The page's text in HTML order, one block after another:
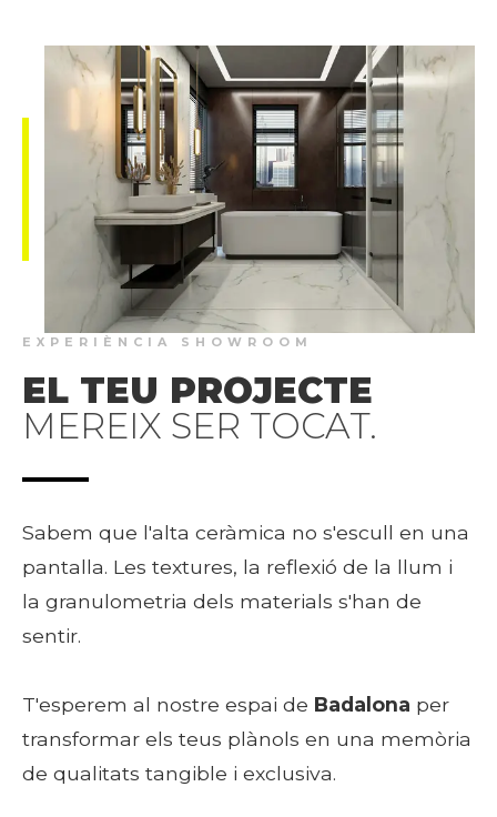
EXPERIÈNCIA SHOWROOM
EL TEU PROJECTE
MEREIX SER TOCAT.
Sabem que l'alta ceràmica no s'escull en una
pantalla. Les textures, la reflexió de la llum i
la granulometria dels materials s'han de
sentir.
T'esperem al nostre espai de Badalona per
transformar els teus plànols en una memòria
de qualitats tangible i exclusiva.